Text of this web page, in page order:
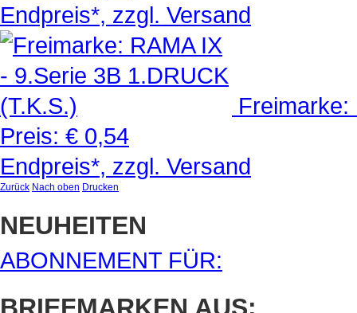
Endpreis*, zzgl. Versand
Freimarke:
Preis: € 0,54
Endpreis*, zzgl. Versand
Zurück Nach oben Drucken
NEUHEITEN
ABONNEMENT FÜR: